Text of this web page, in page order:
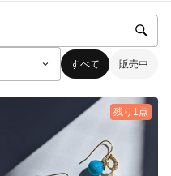
すべて 販売中
残り1点